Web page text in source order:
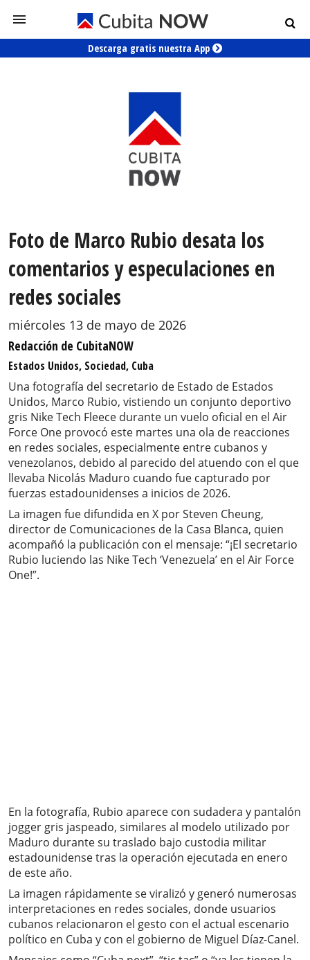
Descarga gratis nuestra App
Foto de Marco Rubio desata los
comentarios y especulaciones en
redes sociales
miércoles 13 de mayo de 2026
Redacción de CubitaNOW
Estados Unidos, Sociedad, Cuba
Una fotografía del secretario de Estado de Estados
Unidos, Marco Rubio, vistiendo un conjunto deportivo
gris Nike Tech Fleece durante un vuelo oficial en el Air
Force One provocó este martes una ola de reacciones
en redes sociales, especialmente entre cubanos y
venezolanos, debido al parecido del atuendo con el que
llevaba Nicolás Maduro cuando fue capturado por
fuerzas estadounidenses a inicios de 2026.
La imagen fue difundida en X por Steven Cheung,
director de Comunicaciones de la Casa Blanca, quien
acompañó la publicación con el mensaje: “¡El secretario
Rubio luciendo las Nike Tech ‘Venezuela’ en el Air Force
One!”.
En la fotografía, Rubio aparece con sudadera y pantalón
jogger gris jaspeado, similares al modelo utilizado por
Maduro durante su traslado bajo custodia militar
estadounidense tras la operación ejecutada en enero
de este año.
La imagen rápidamente se viralizó y generó numerosas
interpretaciones en redes sociales, donde usuarios
cubanos relacionaron el gesto con el actual escenario
político en Cuba y con el gobierno de Miguel Díaz-Canel.